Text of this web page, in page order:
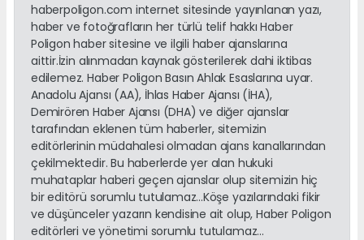
haberpoligon.com internet sitesinde yayınlanan yazı,
haber ve fotoğrafların her türlü telif hakkı Haber
Poligon haber sitesine ve ilgili haber ajanslarına
aittir.İzin alınmadan kaynak gösterilerek dahi iktibas
edilemez. Haber Poligon Basın Ahlak Esaslarına uyar.
Anadolu Ajansı (AA), İhlas Haber Ajansı (İHA),
Demirören Haber Ajansı (DHA) ve diğer ajanslar
tarafından eklenen tüm haberler, sitemizin
editörlerinin müdahalesi olmadan ajans kanallarından
çekilmektedir. Bu haberlerde yer alan hukuki
muhataplar haberi geçen ajanslar olup sitemizin hiç
bir editörü sorumlu tutulamaz...Köşe yazılarındaki fikir
ve düşünceler yazarın kendisine ait olup, Haber Poligon
editörleri ve yönetimi sorumlu tutulamaz...